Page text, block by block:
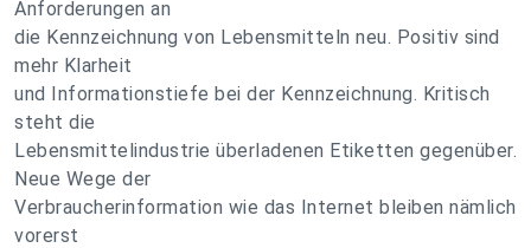
Anforderungen an
die Kennzeichnung von Lebensmitteln neu. Positiv sind
mehr Klarheit
und Informationstiefe bei der Kennzeichnung. Kritisch
steht die
Lebensmittelindustrie überladenen Etiketten gegenüber.
Neue Wege der
Verbraucherinformation wie das Internet bleiben nämlich
vorerst